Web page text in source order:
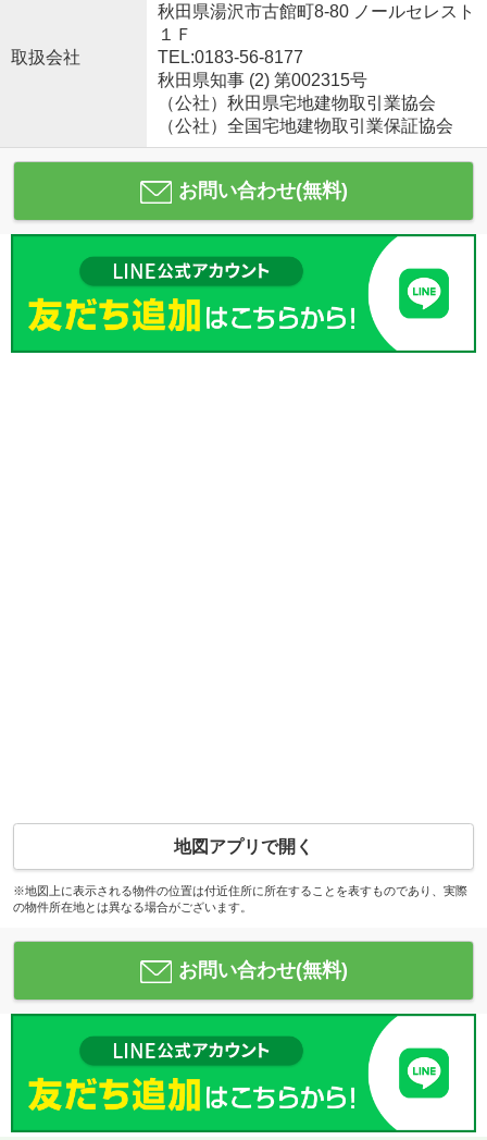
取扱会社
秋田県湯沢市古館町8-80 ノールセレスト
１Ｆ
TEL:0183-56-8177
秋田県知事 (2) 第002315号
（公社）秋田県宅地建物取引業協会
（公社）全国宅地建物取引業保証協会
お問い合わせ(無料)
地図アプリで開く
※地図上に表示される物件の位置は付近住所に所在することを表すものであり、実際
の物件所在地とは異なる場合がございます。
お問い合わせ(無料)